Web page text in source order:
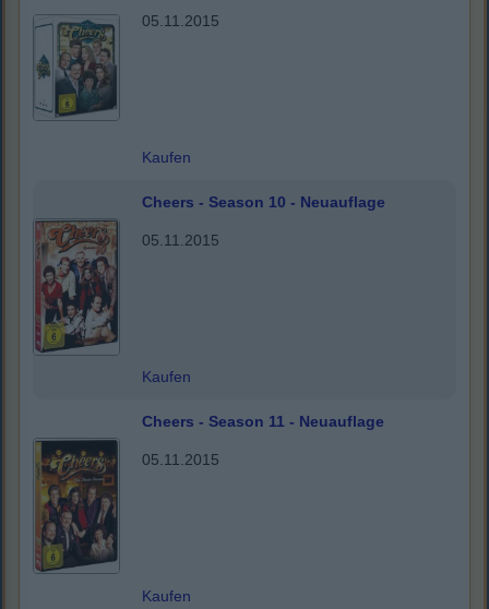
05.11.2015
Kaufen
Cheers - Season 10 - Neuauflage
05.11.2015
Kaufen
Cheers - Season 11 - Neuauflage
05.11.2015
Kaufen